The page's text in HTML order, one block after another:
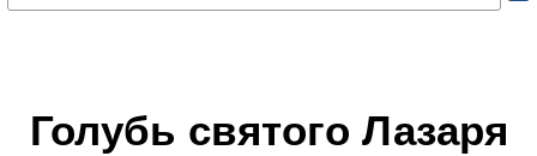
Голубь святого Лазаря